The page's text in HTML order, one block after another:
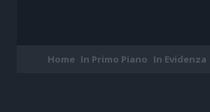
Home In Primo Piano In Evidenza